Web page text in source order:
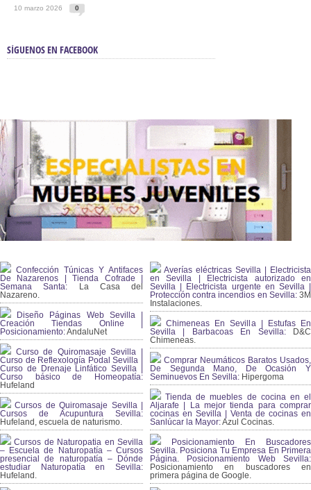
10 marzo 2026 0
SÍGUENOS EN FACEBOOK
Confección Túnicas Y Antifaces
De Nazarenos | Tienda Cofrade |
Semana Santa: La Casa del
Nazareno.
Diseño Páginas Web Sevilla |
Creación Tiendas Online |
Posicionamiento:AndaluNet
Curso de Quiromasaje Sevilla |
Curso de Reflexología Podal Sevilla |
Curso de Drenaje Linfático Sevilla |
Curso básico de Homeopatía:
Hufeland
Cursos de Quiromasaje Sevilla |
Cursos de Acupuntura Sevilla:
Hufeland, escuela de naturismo.
Cursos de Naturopatia en Sevilla
– Escuela de Naturopatía – Cursos
presencial de naturopatía – Dónde
estudiar Naturopatía en Sevilla:
Hufeland.
Averías eléctricas Sevilla | Electricista
en Sevilla | Electricista autorizado en
Sevilla | Electricista urgente en Sevilla |
Protección contra incendios en Sevilla:3M
Instalaciones.
Chimeneas En Sevilla | Estufas En
Sevilla | Barbacoas En Sevilla:D&C
Chimeneas.
Comprar Neumáticos Baratos Usados,
De Segunda Mano, De Ocasión Y
Seminuevos En Sevilla: Hipergoma
Tienda de muebles de cocina en el
Aljarafe | La mejor tienda para comprar
cocinas en Sevilla | Venta de cocinas en
Sanlúcar la Mayor:Azul Cocinas.
Posicionamiento En Buscadores
Sevilla. Posiciona Tu Empresa En Primera
Página. Posicionamiento Web Sevilla:
Posicionamiento en buscadores en
primera página de Google.